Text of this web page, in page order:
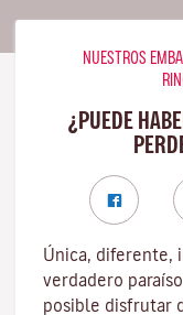
NUESTROS
¿PUEDE
Única, diferente,
verdadero
posible disfrutar